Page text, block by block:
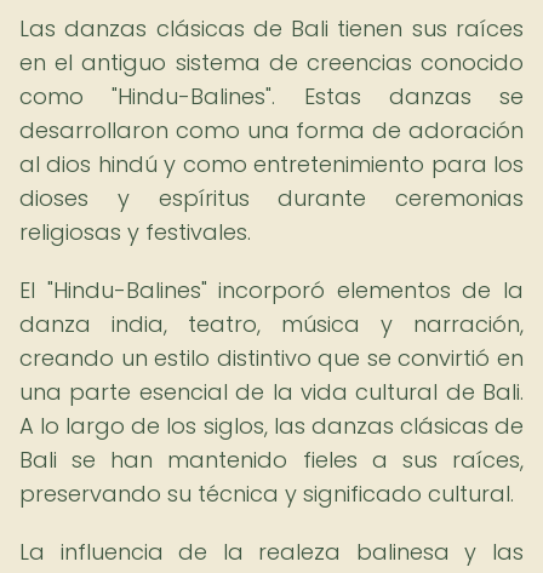
Las danzas clásicas de Bali tienen sus raíces
en el antiguo sistema de creencias conocido
como "Hindu-Balines". Estas danzas se
desarrollaron como una forma de adoración
al dios hindú y como entretenimiento para los
dioses y espíritus durante ceremonias
religiosas y festivales.
El "Hindu-Balines" incorporó elementos de la
danza india, teatro, música y narración,
creando un estilo distintivo que se convirtió en
una parte esencial de la vida cultural de Bali.
A lo largo de los siglos, las danzas clásicas de
Bali se han mantenido fieles a sus raíces,
preservando su técnica y significado cultural.
La influencia de la realeza balinesa y las